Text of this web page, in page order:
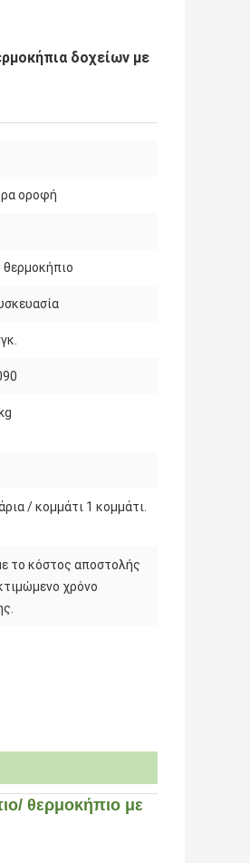
δοχείων με
οροφή
θερμοκήπιο
/ κομμάτι 1 κομμάτι.
το κόστος αποστολής
χρόνο
θερμοκήπιο με